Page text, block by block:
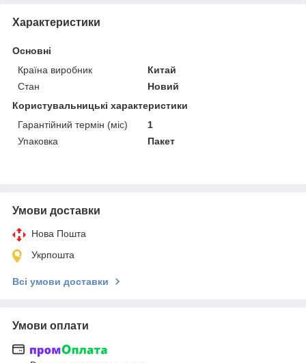
Характеристики
Основні
Країна виробник
Китай
Стан
Новий
Користувальницькі характеристики
Гарантійний термін (міс)
1
Упаковка
Пакет
Умови доставки
Нова Пошта
Укрпошта
Всі умови доставки
Умови оплати